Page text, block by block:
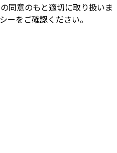
同意のもと適切に取り扱いま
ーをご確認ください。